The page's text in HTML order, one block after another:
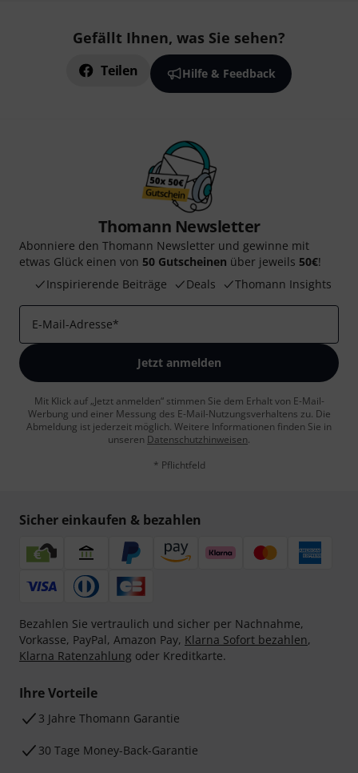
Gefällt Ihnen, was Sie sehen?
Teilen Hilfe & Feedback
Thomann Newsletter
Abonniere den Thomann Newsletter und gewinne mit
etwas Glück einen von 50 Gutscheinen über jeweils 50€!
Inspirierende Beiträge
Deals Thomann Insights
E-Mail-Adresse*
Jetzt anmelden
Mit Klick auf „Jetzt anmelden“ stimmen Sie dem Erhalt von E-Mail-
Werbung und einer Messung des E-Mail-Nutzungsverhaltens zu. Die
Abmeldung ist jederzeit möglich. Weitere Informationen finden Sie in
unseren Datenschutzhinweisen.
* Pflichtfeld
Sicher einkaufen & bezahlen
Bezahlen Sie vertraulich und sicher per Nachnahme,
Vorkasse, PayPal, Amazon Pay, Klarna Sofort bezahlen,
Klarna Ratenzahlung oder Kreditkarte.
Ihre Vorteile
3 Jahre Thomann Garantie
30 Tage Money-Back-Garantie